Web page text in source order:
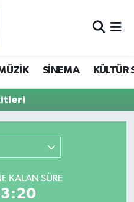
SİNEMA KÜLTÜR
KALAN SÜRE
ve Fikstür